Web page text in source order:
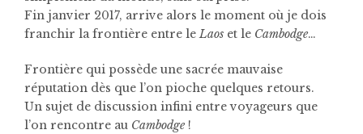
Fin janvier 2017, arrive alors le moment où je dois
franchir la frontière entre leLaos et le Cambodge…
Frontière qui possède une sacrée mauvaise
réputation dès que l’on pioche quelques retours.
Un sujet de discussion infini entre voyageurs que
l’on rencontre au Cambodge!